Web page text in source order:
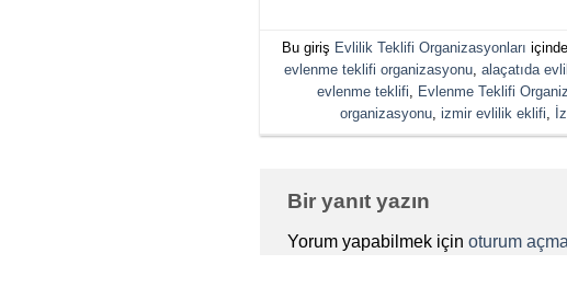
Bu giriş Evlilik Teklifi Organizasyonları
evlenme teklifi organizasyonu, alaçatıda
evlenme teklifi
Evlenme Teklifi
organizasyonu, izmir evlilik eklifi
Bir yanıt yazın
Yorum yapabilmek için oturum